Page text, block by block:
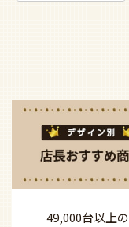
49,000台以上の